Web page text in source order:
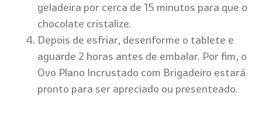
geladeira por cerca de 15 minutos para que o
chocolate cristalize.
Depois de esfriar, desenforme o tablete e
aguarde 2 horas antes de embalar. Por fim, o
Ovo Plano Incrustado com Brigadeiro estará
pronto para ser apreciado ou presenteado.